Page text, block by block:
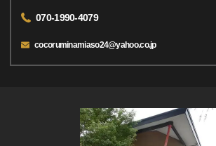
070-1990-4079
cocoruminamiaso24@yahoo.co.jp